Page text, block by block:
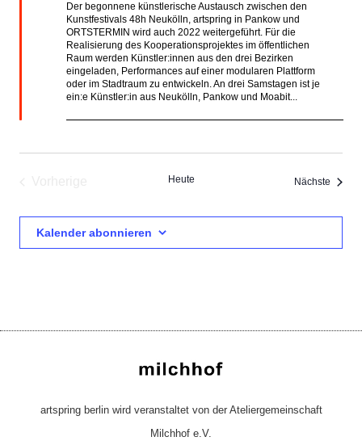
Der begonnene künstlerische Austausch zwischen den
Kunstfestivals 48h Neukölln, artspring in Pankow und
ORTSTERMIN wird auch 2022 weitergeführt. Für die
Realisierung des Kooperationsprojektes im öffentlichen
Raum werden Künstler:innen aus den drei Bezirken
eingeladen, Performances auf einer modularen Plattform
oder im Stadtraum zu entwickeln. An drei Samstagen ist je
ein:e Künstler:in aus Neukölln, Pankow und Moabit...
Heute Nächste
Kalender abonnieren
artspring berlin wird veranstaltet von der Ateliergemeinschaft
Milchhof e.V.